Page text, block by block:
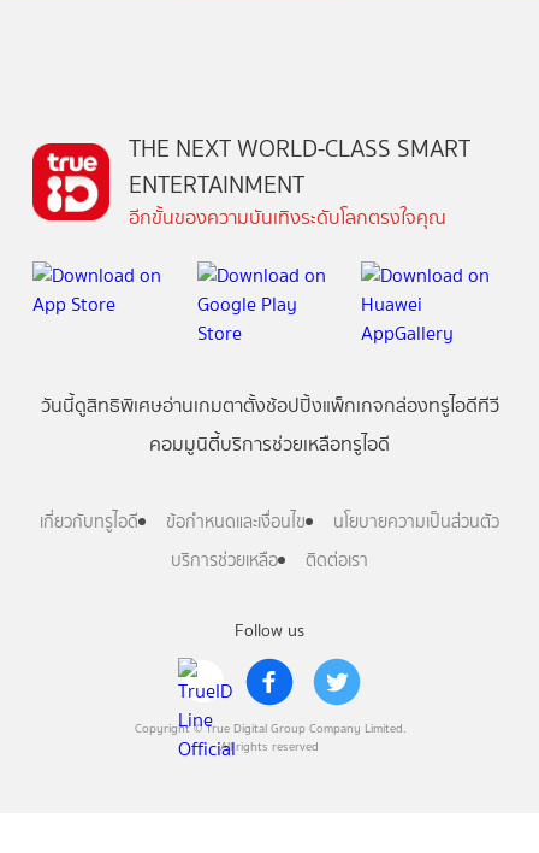
Follow us
Copyright © True Digital Group Company Limited.
All rights reserved
THE NEXT WORLD-CLASS SMART
ENTERTAINMENT
อีกขั้นของความบันเทิงระดับโลกตรงใจคุณ
วันนี้ดูสิทธิพิเศษอ่านเกมตาตั้งช้อปปิ้งแพ็กเกจกล่องทรูไอดีทีวี
คอมมูนิตี้บริการช่วยเหลือทรูไอดี
เกี่ยวกับทรูไอดี ข้อกำหนดและเงื่อนไข
นโยบายความเป็นส่วนตัว
บริการช่วยเหลือ
ติดต่อเรา